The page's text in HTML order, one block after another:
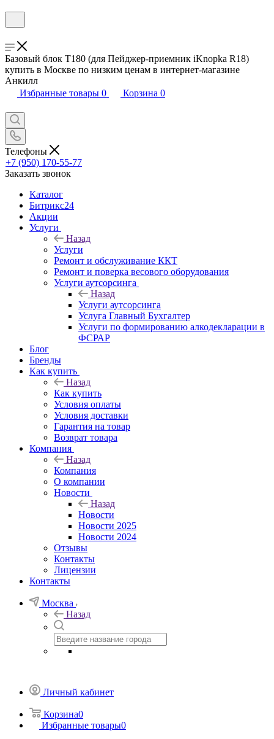
Базовый блок T180 (для Пейджер-приемник iKnopka R18)
купить в Москве по низким ценам в интернет-магазине
Анкилл
Избранные товары 0 Корзина 0
Телефоны
+7 (950) 170-55-77
Заказать звонок
Каталог
Битрикс24
Акции
Услуги
Назад
Услуги
Ремонт и обслуживание ККТ
Ремонт и поверка весового оборудования
Услуги аутсорсинга
Назад
Услуги аутсорсинга
Услуга Главный Бухгалтер
Услуги по формированию алкодекларации в
ФСРАР
Блог
Бренды
Как купить
Назад
Как купить
Условия оплаты
Условия доставки
Гарантия на товар
Возврат товара
Компания
Назад
Компания
О компании
Новости
Назад
Новости
Новости 2025
Новости 2024
Отзывы
Контакты
Лицензии
Контакты
Москва
Назад
Личный кабинет
Корзина0
Избранные товары0